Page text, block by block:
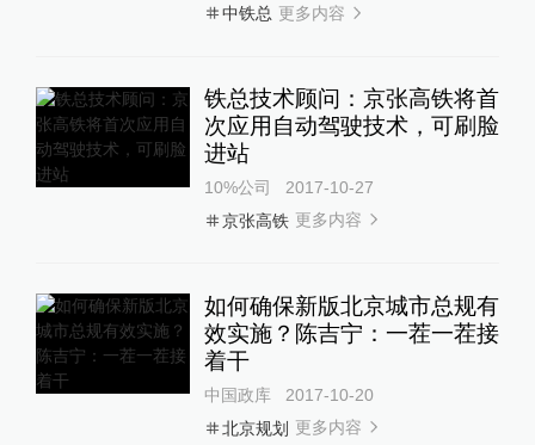
中铁总 更多内容
铁总技术顾问：京张高铁将首
次应用自动驾驶技术，可刷脸
进站
10%公司
2017-10-27
京张高铁 更多内容
如何确保新版北京城市总规有
效实施？陈吉宁：一茬一茬接
着干
中国政库
2017-10-20
北京规划 更多内容